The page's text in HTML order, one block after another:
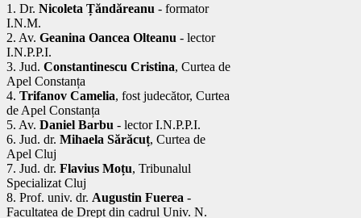
1. Dr. Nicoleta Țăndăreanu - formator
I.N.M.
2. Av. Geanina Oancea Olteanu - lector
I.N.P.P.I.
3. Jud. Constantinescu Cristina, Curtea de
Apel Constanța
4. Trifanov Camelia, fost judecător, Curtea
de Apel Constanța
5. Av. Daniel Barbu - lector I.N.P.P.I.
6. Jud. dr. Mihaela Sărăcuț, Curtea de
Apel Cluj
7. Jud. dr. Flavius Moțu, Tribunalul
Specializat Cluj
8. Prof. univ. dr. Augustin Fuerea -
Facultatea de Drept din cadrul Univ. N.